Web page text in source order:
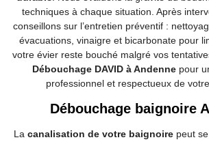
techniques à chaque situation. Après
conseillons sur l’entretien préventif :
évacuations, vinaigre et bicarbonate pour
votre évier reste bouché malgré vos
Débouchage DAVID à Andenne pour
professionnel et respectueux de
Débouchage baignoire
La canalisation de votre baignoire peut